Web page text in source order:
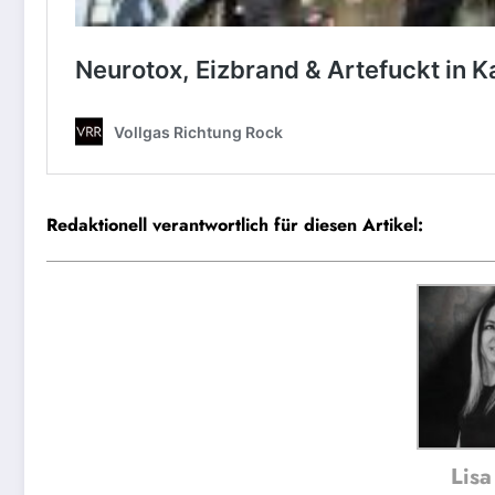
Redaktionell verantwortlich für diesen Artikel: